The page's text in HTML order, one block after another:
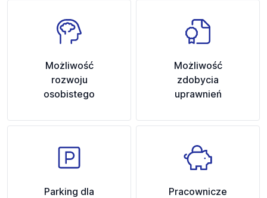
Możliwość
rozwoju
osobistego
Możliwość
zdobycia
uprawnień
Parking dla
Pracownicze